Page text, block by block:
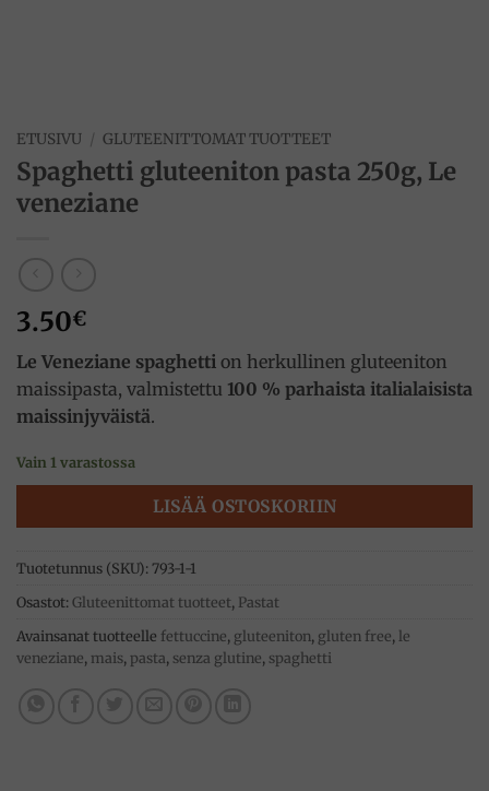
ETUSIVU / GLUTEENITTOMAT TUOTTEET
Spaghetti gluteeniton pasta 250g, Le
veneziane
3.50€
Le Veneziane spaghetti on herkullinen gluteeniton
maissipasta, valmistettu 100 % parhaista italialaisista
maissinjyväistä.
Vain 1 varastossa
LISÄÄ OSTOSKORIIN
Tuotetunnus (SKU): 793-1-1
Osastot: Gluteenittomat tuotteet, Pastat
Avainsanat tuotteelle fettuccine, gluteeniton, gluten free, le
veneziane, mais, pasta, senza glutine, spaghetti